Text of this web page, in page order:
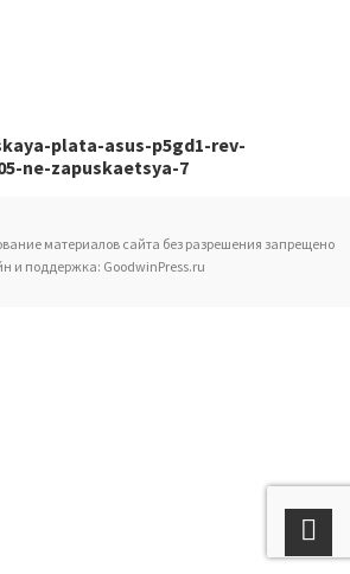
plata-asus-p5gd1-rev-
ne-zapuskaetsya-7
материалов сайта без разрешения запрещено
и поддержка: GoodwinPress.ru